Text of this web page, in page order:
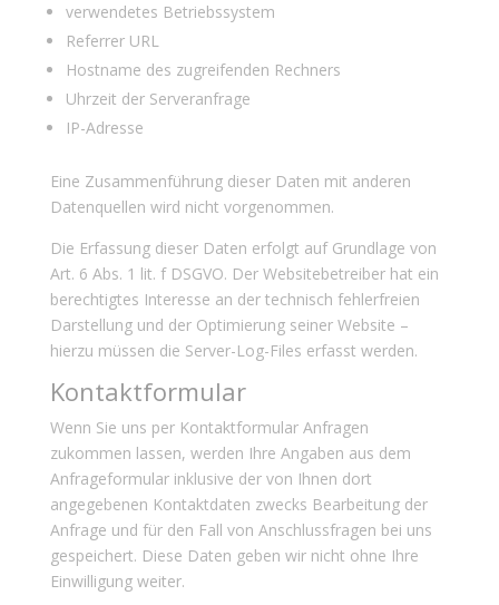
verwendetes Betriebssystem
Referrer URL
Hostname des zugreifenden Rechners
Uhrzeit der Serveranfrage
IP-Adresse
Eine Zusammenführung dieser Daten mit anderen
Datenquellen wird nicht vorgenommen.
Die Erfassung dieser Daten erfolgt auf Grundlage von
Art. 6 Abs. 1 lit. f DSGVO. Der Websitebetreiber hat ein
berechtigtes Interesse an der technisch fehlerfreien
Darstellung und der Optimierung seiner Website –
hierzu müssen die Server-Log-Files erfasst werden.
Kontaktformular
Wenn Sie uns per Kontaktformular Anfragen
zukommen lassen, werden Ihre Angaben aus dem
Anfrageformular inklusive der von Ihnen dort
angegebenen Kontaktdaten zwecks Bearbeitung der
Anfrage und für den Fall von Anschlussfragen bei uns
gespeichert. Diese Daten geben wir nicht ohne Ihre
Einwilligung weiter.